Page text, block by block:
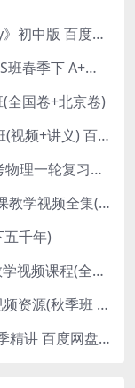
一天一个小故事《one story a day》初中版 百度网盘分享下载
初中数学 2024初一数学 朱韬数学 S班春季下 A+班春季下 百度云网盘
全国卷+北京卷)
杨萌物理2023初三物理上秋季A+班(视频+讲义) 百度网盘分享
2024赵玉峰高三物理课程24年高考物理一轮复习网课教程
沪科版(初三)九年级物理全一册网课教学视频全集(录播版 杜春雨 66讲)
千年)
[胡金铭 Diana]新概念英语第1册教学视频课程(全集 百度网盘下载)
2022赵礼显高一数学必修一课程视频资源(秋季班 含讲义)百度网盘云
胡源2024届高考数学二轮寒假春季精讲 百度网盘分享